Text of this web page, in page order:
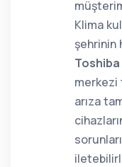
Klima
şehrinin
merkezi
arıza